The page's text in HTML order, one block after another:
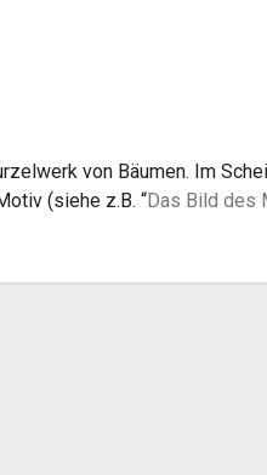
von Bäumen. Im
(siehe z.B. “Das Bild des